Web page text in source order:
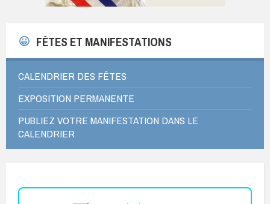
FÊTES ET MANIFESTATIONS
CALENDRIER DES FÊTES
EXPOSITION PERMANENTE
PUBLIEZ VOTRE MANIFESTATION DANS LE
CALENDRIER